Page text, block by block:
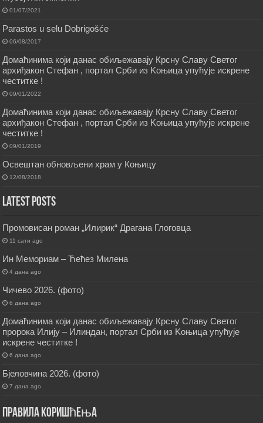
01/07/2021
Parastos u selu Dobrigošće
06/08/2017
Домаћинима који данас обиљежавају Крсну Славу Светог
архиђакон Стефан , портал Срби из Kоњица упућује искрене
честитке !
09/01/2022
Домаћинима који данас обиљежавају Крсну Славу Светог
архиђакон Стефан , портал Срби из Kоњица упућује искрене
честитке !
09/01/2019
Освештан обновљени храм у Коњицу
12/08/2018
Latest Posts
Промовисан роман „Илирик“ Драгана Глоговца
11 сати ago
Ин Мемориам – Ћећез Милена
4 дана ago
Чичево 2026. (фото)
6 дана ago
Домаћинима који данас обиљежавају Крсну Славу Светог
пророка Илију – Илиндан, портал Срби из Kоњица упућује
искрене честитке !
6 дана ago
Бјеловчина 2026. (фото)
7 дана ago
Правила коришћења